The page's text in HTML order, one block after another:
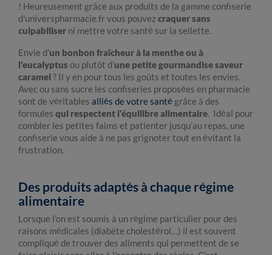
! Heureusement grâce aux produits de la gamme confiserie
d'universpharmacie.fr vous pouvezcraquer sans
culpabiliser ni mettre votre santé sur la sellette.
Envie d’un bonbon fraîcheur à la menthe ou à
l’eucalyptus ou plutôt d’une petite gourmandise saveur
caramel ? Il y en pour tous les goûts et toutes les envies.
Avec ou sans sucre les confiseries proposées en pharmacie
sont de véritables alliés de votre santé grâce à des
formules qui respectent l'équilibre alimentaire. Idéal pour
combler les petites faims et patienter jusqu’au repas, une
confiserie vous aide à ne pas grignoter tout en évitant la
frustration.
Des produits adaptés à chaque régime
alimentaire
Lorsque l’on est soumis à un régime particulier pour des
raisons médicales (diabète cholestérol…) il est souvent
compliqué de trouver des aliments qui permettent de se